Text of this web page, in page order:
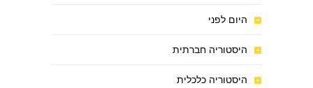
היום לפני
היסטוריה חברתית
היסטוריה כלכלית